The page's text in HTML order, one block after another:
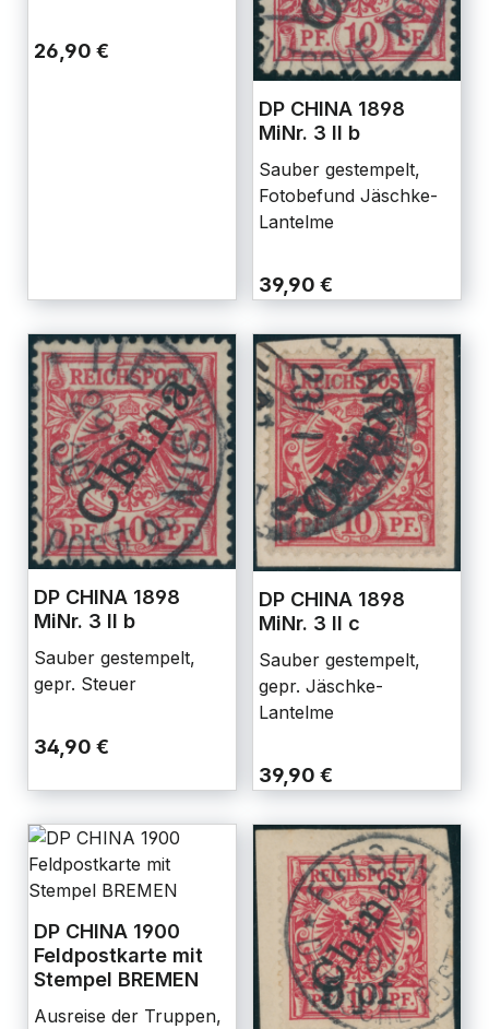
26,90 €
DP CHINA 1898
MiNr. 3 II b
Sauber gestempelt,
Fotobefund Jäschke-
Lantelme
39,90 €
DP CHINA 1898
MiNr. 3 II b
Sauber gestempelt,
gepr. Steuer
34,90 €
DP CHINA 1898
MiNr. 3 II c
Sauber gestempelt,
gepr. Jäschke-
Lantelme
39,90 €
DP CHINA 1900
Feldpostkarte mit
Stempel BREMEN
Ausreise der Truppen,